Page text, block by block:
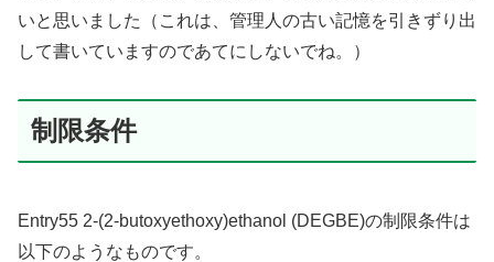
いと思いました（これは、管理人の古い記憶を引きずり出
して書いていますのであてにしないでね。）
制限条件
Entry55 2-(2-butoxyethoxy)ethanol (DEGBE)の制限条件は
以下のようなものです。